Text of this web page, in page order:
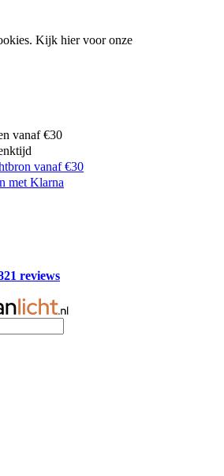
Kijk hier voor onze
vanaf €30
vanaf €30
met Klarna
reviews